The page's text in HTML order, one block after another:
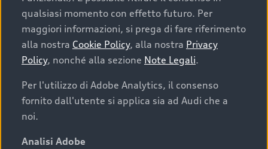
Cosa sapere prima di
acquistare la tua prossima
auto
I requisiti fondamentali da considerare prima di
acquistare un’auto usata, oltre al prezzo e all'aspetto,
qualsiasi momento con effetto futuro. Per
maggiori informazioni, si prega di fare riferimento
alla nostra Cookie Policy, alla nostra Privacy
Policy, nonché alla sezione Note Legali.
Per l'utilizzo di Adobe Analytics, il consenso
fornito dall'utente si applica sia ad Audi che a
noi.
Analisi Adobe